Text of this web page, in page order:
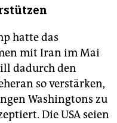
hatte das
mit Iran im Mai
dadurch den
so verstärken,
Washingtons zu
Die USA seien